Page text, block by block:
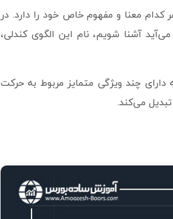
کدام معنا و مفهوم خاص خود را دارد. در
آشنا شویم، نام این الگوی کندلی،
چند ویژگی متمایز مربوط به حرکت
می‌کند.